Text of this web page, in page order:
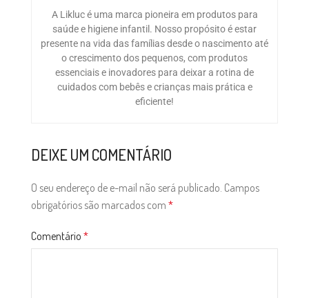
A Likluc é uma marca pioneira em produtos para
saúde e higiene infantil. Nosso propósito é estar
presente na vida das famílias desde o nascimento até
o crescimento dos pequenos, com produtos
essenciais e inovadores para deixar a rotina de
cuidados com bebês e crianças mais prática e
eficiente!
DEIXE UM COMENTÁRIO
O seu endereço de e-mail não será publicado. Campos
obrigatórios são marcados com *
Comentário *